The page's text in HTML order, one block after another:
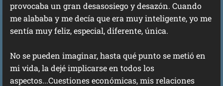
provocaba un gran desasosiego y desazón. Cuando
me alababa y me decía que era muy inteligente, yo me
sentía muy feliz, especial, diferente, única.
No se pueden imaginar, hasta qué punto se metió en
mi vida, la dejé implicarse en todos los
aspectos...Cuestiones económicas, mis relaciones